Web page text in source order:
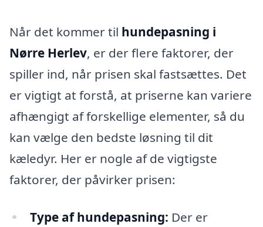
Når det kommer til hundepasning i
Nørre Herlev, er der flere faktorer, der
spiller ind, når prisen skal fastsættes. Det
er vigtigt at forstå, at priserne kan variere
afhængigt af forskellige elementer, så du
kan vælge den bedste løsning til dit
kæledyr. Her er nogle af de vigtigste
faktorer, der påvirker prisen:
Type af hundepasning: Der er